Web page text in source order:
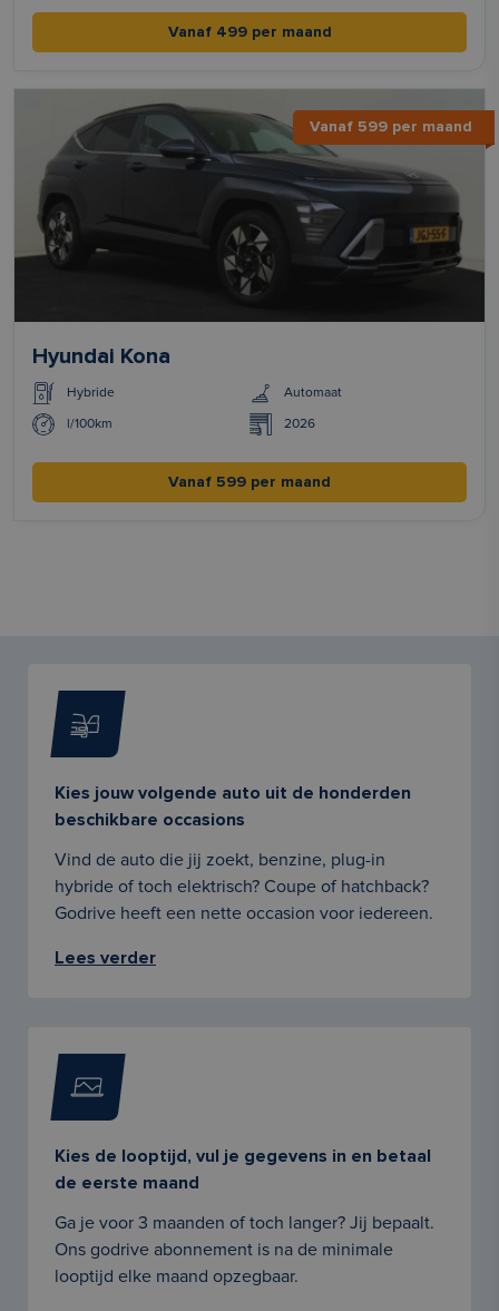
Vanaf 499 per maand
Vanaf 599 per maand
Hyundai Kona
Hybride Automaat
l/100km 2026
Vanaf 599 per maand
Kies jouw volgende auto uit de honderden
beschikbare occasions
Vind de auto die jij zoekt, benzine, plug-in
hybride of toch elektrisch? Coupe of hatchback?
Godrive heeft een nette occasion voor iedereen.
Lees verder
Kies de looptijd, vul je gegevens in en betaal
de eerste maand
Ga je voor 3 maanden of toch langer? Jij bepaalt.
Ons godrive abonnement is na de minimale
looptijd elke maand opzegbaar.